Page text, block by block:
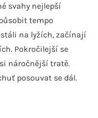
svahy nejlepší
tempo
na lyžích, začínají
Pokročilejší se
náročnější tratě.
posouvat se dál.